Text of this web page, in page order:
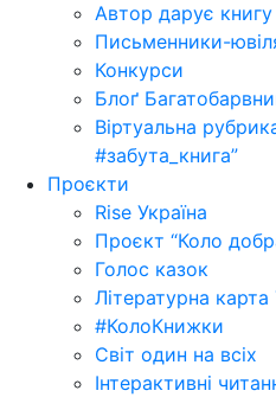
Автор дарує книгу
Письменники-
Конкурси
Блоґ
Віртуальна
#забута_книга”
Проєкти
Rise Україна
Проєкт “Коло
Голос казок
Літературна карта
#КолоКнижки
Світ один на всіх
Інтерактивні